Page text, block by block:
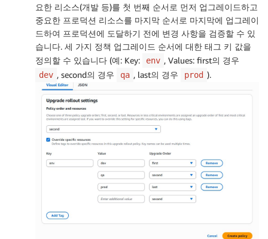
요한 리소스(개발 등)를 첫 번째 순서로 먼저 업그레이드하고
중요한 프로덕션 리소스를 마지막 순서로 마지막에 업그레이
드하여 프로덕션에 도달하기 전에 변경 사항을 검증할 수 있
습니다. 세 가지 정책 업그레이드 순서에 대한 태그 키 값을
정의할 수 있습니다 (예: Key:
env , Values: first의 경우
dev , second의 경우 qa , last의 경우 prod ).